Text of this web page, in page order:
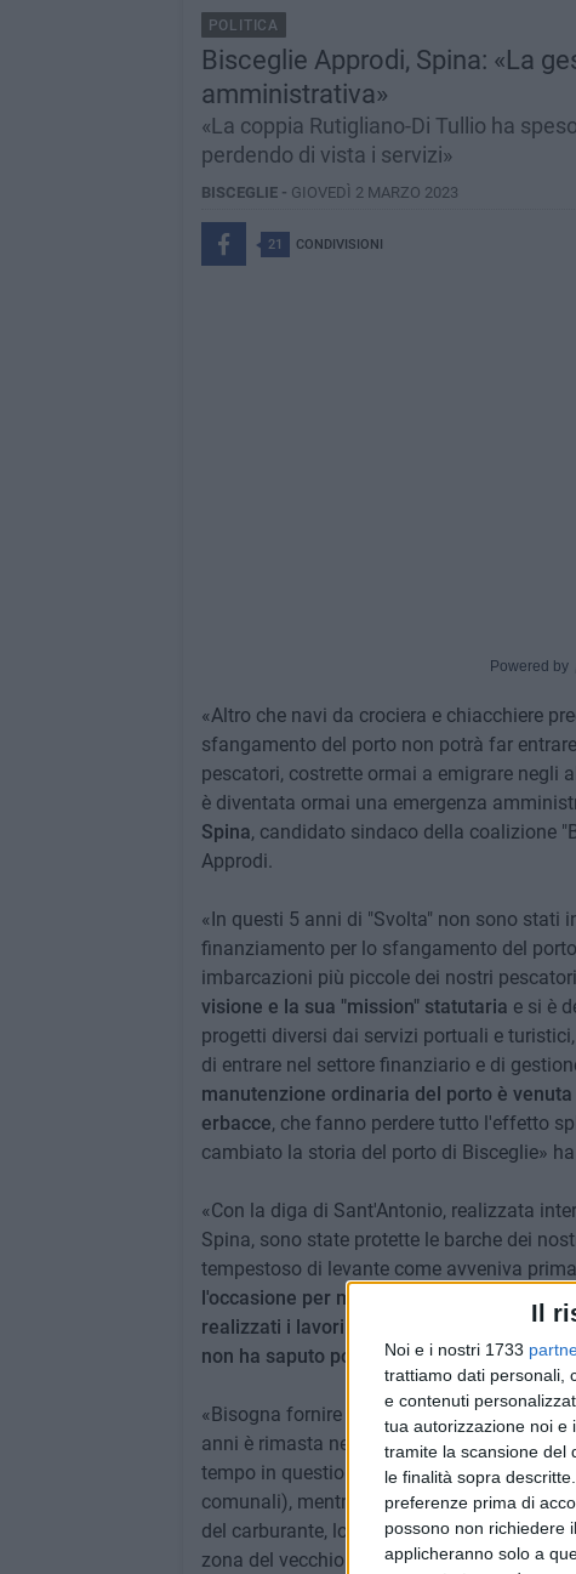
Il
Noi e i nostri 1733
trattiamo dati personali,
e contenuti
tua autorizzazione noi e
tramite la scansione del
le finalità sopra
preferenze prima di
possono non richiedere
applicheranno solo a
POLITICA
Bisceglie Approdi, Spina: «La
amministrativa»
«La coppia Rutigliano-Di Tullio ha
perdendo di vista i servizi»
BISCEGLIE - GIOVEDÌ 2 MARZO 2023
21 CONDIVISIONI
Powered by
«Altro che navi da crociera e chiacchiere
sfangamento del porto non potrà far
pescatori, costrette ormai a emigrare negli
è diventata ormai una emergenza
Spina, candidato sindaco della coalizione
Approdi.
«In questi 5 anni di "Svolta" non sono stati
finanziamento per lo sfangamento del
imbarcazioni più piccole dei nostri
visione e la sua "mission" statutaria e si è
progetti diversi dai servizi portuali e
di entrare nel settore finanziario e di
manutenzione ordinaria del porto è
erbacce, che fanno perdere tutto l'effetto
cambiato la storia del porto di Bisceglie»
«Con la diga di Sant'Antonio, realizzata
Spina, sono state protette le barche dei
tempestoso di levante come avveniva
l'occasione per moltiplicare gli spazi per i
realizzati i lavori di sfangamento del
non ha saputo portare avanti» ha spiegato.
«Bisogna fornire al porto nuove
anni è rimasta nella
visione burocratica
tempo in questioni politiche e burocratiche
comunali), mentre hanno perso di vista
del carburante, lo sfangamento del porto,
zona del vecchio depuratore dismesso di